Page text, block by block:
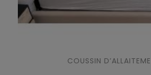
COUSSIN